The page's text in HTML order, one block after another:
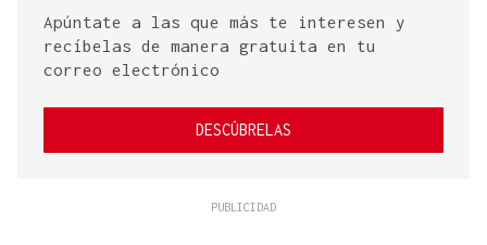
Apúntate a las que más te interesen y
recíbelas de manera gratuita en tu
correo electrónico
DESCÚBRELAS